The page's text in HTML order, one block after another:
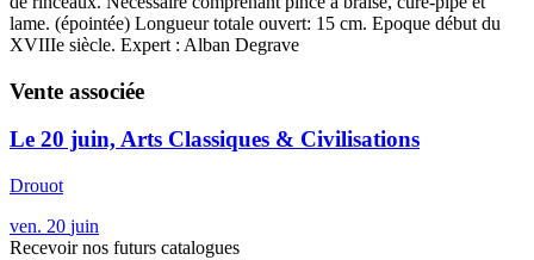
lame. (épointée) Longueur totale ouvert: 15 cm. Epoque début du
XVIIIe siècle. Expert : Alban Degrave
Vente associée
Le 20 juin, Arts Classiques & Civilisations
Drouot
ven. 20 juin
Recevoir nos futurs catalogues